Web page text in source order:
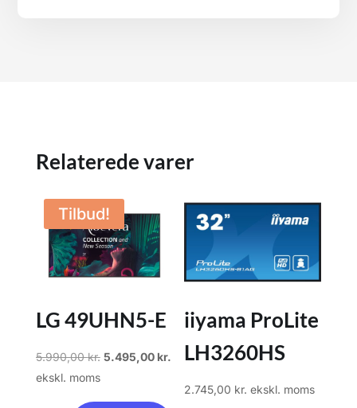
Relaterede varer
Tilbud!
LG 49UHN5-E
5.990,00kr. Den
5.495,00 kr.Den
pris
ekskl. moms
iiyama ProLite
LH3260HS
2.745,00 kr. ekskl. moms